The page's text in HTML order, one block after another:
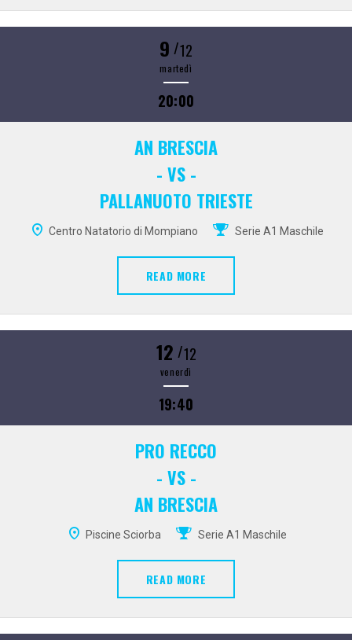
9 /12
martedì
20:00
AN BRESCIA
- VS -
PALLANUOTO TRIESTE
Centro Natatorio di Mompiano Serie A1 Maschile
READ MORE
12 /12
venerdì
19:40
PRO RECCO
- VS -
AN BRESCIA
Piscine Sciorba Serie A1 Maschile
READ MORE